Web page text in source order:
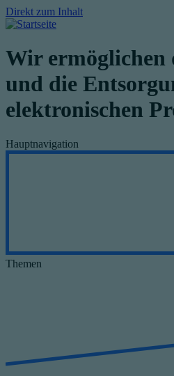
Direkt zum Inhalt
Wir ermöglichen
und die
elektronischen
Hauptnavigation
Themen